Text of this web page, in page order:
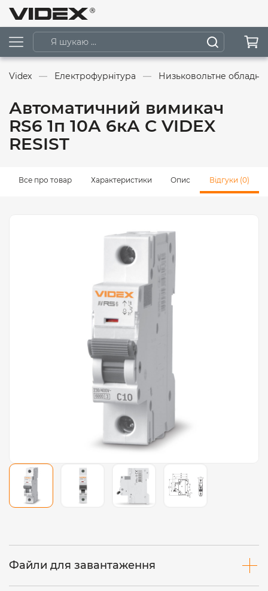
Videx Електрофурнітура Низьковольтне
Автоматичний вимикач
RS6 1п 10А 6кА С VIDEX
RESIST
Все про товар Характеристики Опис Відгуки (0)
Файли для завантаження